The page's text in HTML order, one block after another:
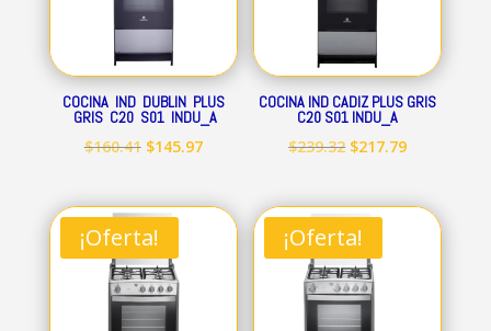
COCINA IND DUBLIN PLUS
GRIS C20 S01 INDU_A
$160.41 El
original
era:
$160.41.
$145.97El
actual
COCINA IND CADIZ PLUS GRIS
C20 S01 INDU_A
$239.32 El
original
era:
$239.32.
$217.79El
actual
¡Oferta! ¡Oferta!